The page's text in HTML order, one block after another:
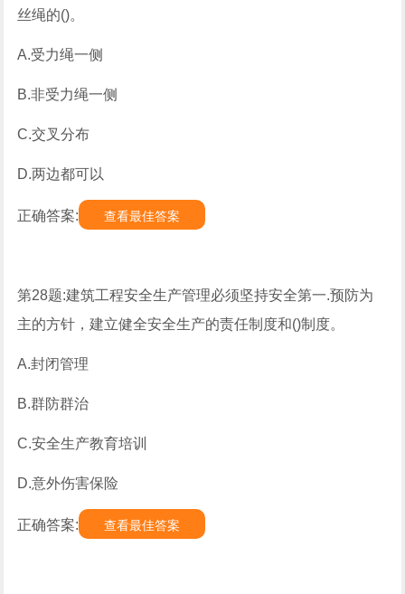
丝绳的()。
A.受力绳一侧
B.非受力绳一侧
C.交叉分布
D.两边都可以
正确答案: 查看最佳答案
第28题:建筑工程安全生产管理必须坚持安全第一.预防为
主的方针，建立健全安全生产的责任制度和()制度。
A.封闭管理
B.群防群治
C.安全生产教育培训
D.意外伤害保险
正确答案: 查看最佳答案